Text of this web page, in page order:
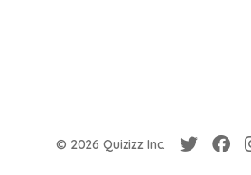
© 2026 Quizizz Inc.